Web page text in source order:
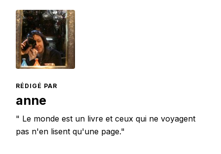
RÉDIGÉ PAR
anne
" Le monde est un livre et ceux qui ne voyagent
pas n'en lisent qu'une page."